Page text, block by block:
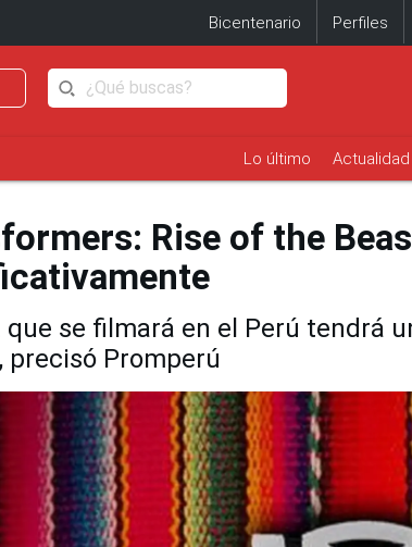
Bicentenario Perfiles
Lo último Actualidad
Rise of the
que se filmará en el Perú tendrá
precisó Promperú